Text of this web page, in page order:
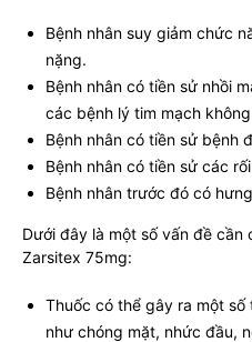
Bệnh nhân suy giảm chức
nặng.
Bệnh nhân có tiền sử nhồi
các bệnh lý tim mạch
Bệnh nhân có tiền sử bệnh
Bệnh nhân có tiền sử các
Bệnh nhân trước đó có
Dưới đây là một số vấn đề
Zarsitex 75mg:
Thuốc có thể gây ra một
như chóng mặt, nhức đầu,